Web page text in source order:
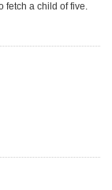
fetch a child of five.